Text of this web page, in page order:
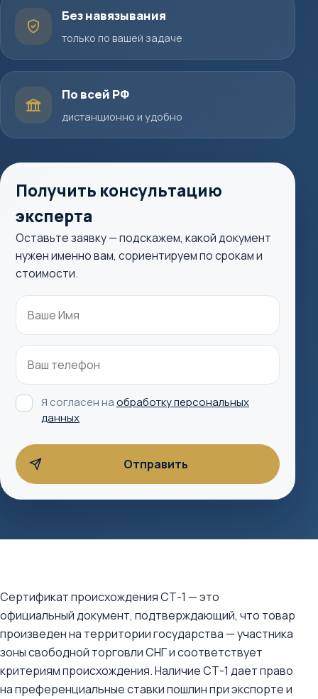
Без навязывания
только по вашей задаче
По всей РФ
дистанционно и удобно
Получить консультацию
эксперта
Оставьте заявку — подскажем, какой документ
нужен именно вам, сориентируем по срокам и
стоимости.
Я согласен наобработку персональных
данных
Сертификат происхождения СТ-1 — это
официальный документ, подтверждающий, что товар
произведен на территории государства — участника
зоны свободной торговли СНГ и соответствует
критериям происхождения. Наличие СТ-1 дает право
на преференциальные ставки пошлин при экспорте и